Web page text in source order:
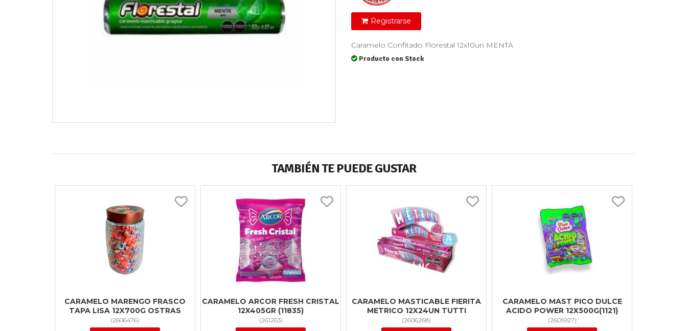
Registrarse
Caramelo Confitado Florestal 12x10un MENTA
Producto con Stock
TAMBIÉN TE PUEDE GUSTAR
CARAMELO MARENGO FRASCO
TAPA LISA 12X700G OSTRAS
(2606476)
CARAMELO ARCOR FRESH CRISTAL
12X405GR (11835)
(261263)
CARAMELO MASTICABLE FIERITA
METRICO 12X24UN TUTTI
(2606268)
CARAMELO MAST PICO DULCE
ACIDO POWER 12X500G(1121)
(2605927)